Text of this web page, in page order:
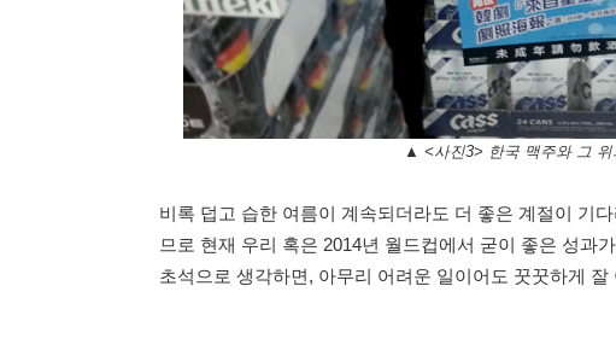
▲ <사진3> 한국 맥주와 그 위
비록 덥고 습한 여름이 계속되더라도 더 좋은 계절이 기
므로 현재 우리 혹은 2014년 월드컵에서 굳이 좋은 성과
초석으로 생각하면, 아무리 어려운 일이어도 꿋꿋하게